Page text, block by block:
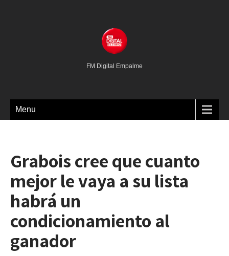
FM Digital Empalme
Menu
Grabois cree que cuanto
mejor le vaya a su lista
habrá un
condicionamiento al
ganador